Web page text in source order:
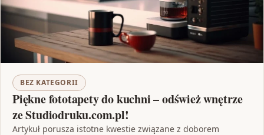
BEZ KATEGORII
Piękne fototapety do kuchni – odśwież wnętrze
ze Studiodruku.com.pl!
Artykuł porusza istotne kwestie związane z doborem